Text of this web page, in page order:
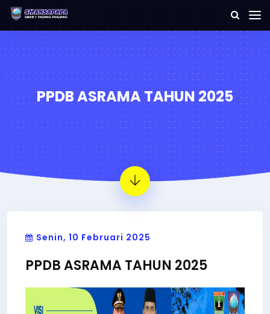
PPDB ASRAMA TAHUN 2025
Senin, 10 Februari 2025
PPDB ASRAMA TAHUN 2025